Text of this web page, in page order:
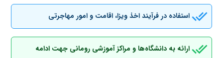
استفاده در فرآیند اخذ ویزا، اقامت و امور مهاجرتی
ارائه به دانشگاه‌ها و مراکز آموزشی رومانی جهت ادامه